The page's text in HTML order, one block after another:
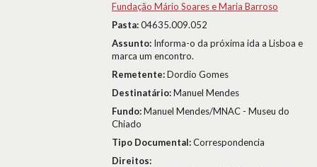
Fundação Mário Soares e Maria Barroso
Pasta:04635.009.052
Assunto: Informa-o da próxima ida a Lisboa e
marca um encontro.
Remetente:Dordio Gomes
Destinatário:Manuel Mendes
Fundo:Manuel Mendes/MNAC - Museu do
Chiado
Tipo Documental:Correspondencia
Direitos: